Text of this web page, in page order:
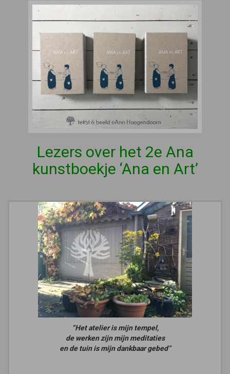
Lezers over het 2e Ana
kunstboekje ‘Ana en Art’
“Het atelier is mijn tempel,
de werken zijn mijn meditaties
en de tuin is mijn dankbaar gebed”